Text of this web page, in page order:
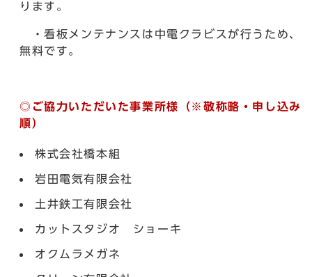
ります。
・看板メンテナンスは中電クラビスが行うため、
無料です。
◎ご協力いただいた事業所様（※敬称略・申し込み
順）
株式会社橋本組
岩田電気有限会社
土井鉄工有限会社
カットスタジオ ショーキ
オクムラメガネ